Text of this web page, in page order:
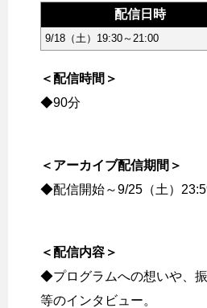
配信日時
9/18（土）19:30～21:00
＜配信時間＞
◆90分
＜アーカイブ配信期間＞
◆配信開始～9/25（土）
＜配信内容＞
◆プログラムへの想いや、
等のインタビュー。